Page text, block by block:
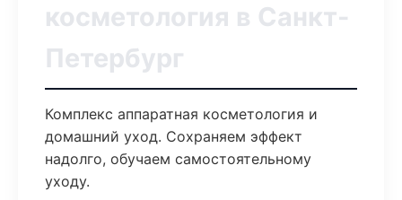
косметология в Санкт-
Петербург
Комплекс аппаратная косметология и
домашний уход. Сохраняем эффект
надолго, обучаем самостоятельному
уходу.